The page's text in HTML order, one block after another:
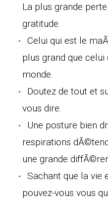
La plus grande
gratitude.
Celui qui est le
plus grand que
monde.
Doutez de tout et
vous dire.
Une posture bien
respirations
une grande
Sachant que la vie
pouvez-vous vous